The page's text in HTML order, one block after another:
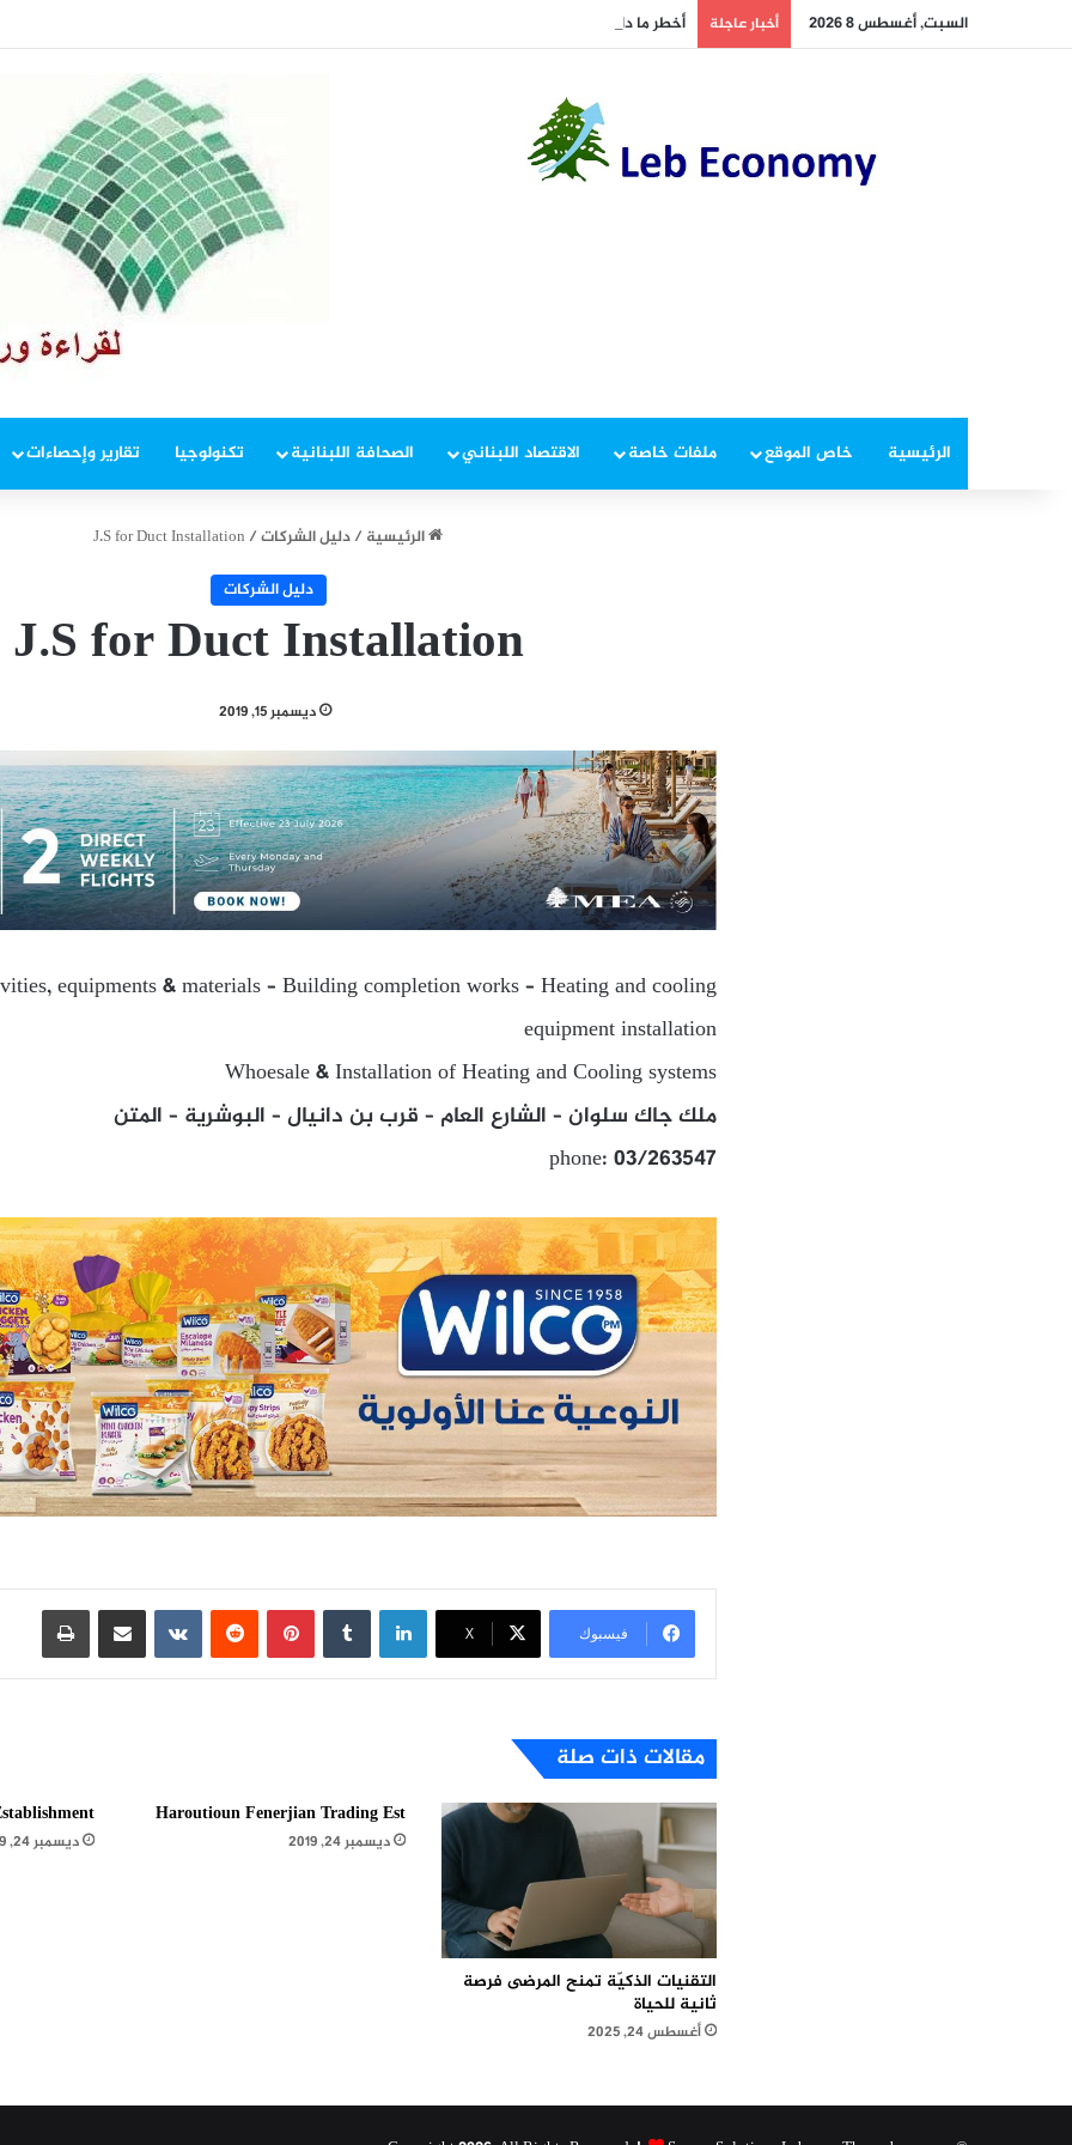
السبت, أغسطس 8 2026 أخبار عاجلة أخطر ما دار داخل غرفة المفاوضات
الرئيسية خاص الموقع ملفات خاصة الاقتصاد اللبناني الصحافة اللبنانية تكنولوجيا تقارير وإحصاءات
الرئيسية/دليل الشركات/
J.S for Duct Installation
دليل الشركات
J.S for Duct Installation
ديسمبر 15, 2019
equipments & materials – Building completion works – Heating and cooling
equipment installation
Whoesale & Installation of Heating and Cooling systems
ملك جاك سلوان – الشارع العام – قرب بن دانيال – البوشرية – المتن
phone: 03/263547
فيسبوك X
لينكدإن بينتيريست مشاركة عبر البريد طباعة
مقالات ذات صلة
التقنيات الذكيّة تمنح المرضى فرصة
ثانية للحياة
أغسطس 24, 2025
Haroutioun Fenerjian Trading Est
ديسمبر 24, 2019 ديسمبر 24, 2019